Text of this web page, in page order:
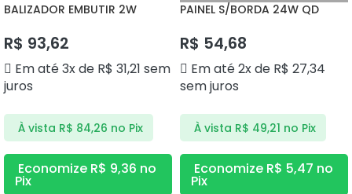
BALIZADOR EMBUTIR 2W
R$ 93,62
Em até 3x de R$ 31,21 sem
juros
À vista R$ 84,26 no Pix
Economize R$ 9,36 no
Pix
PAINEL S/BORDA 24W QD
R$ 54,68
Em até 2x de R$ 27,34
sem juros
À vista R$ 49,21 no Pix
Economize R$ 5,47 no
Pix